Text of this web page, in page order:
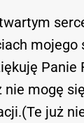
mojego
Panie
nie mogę
już